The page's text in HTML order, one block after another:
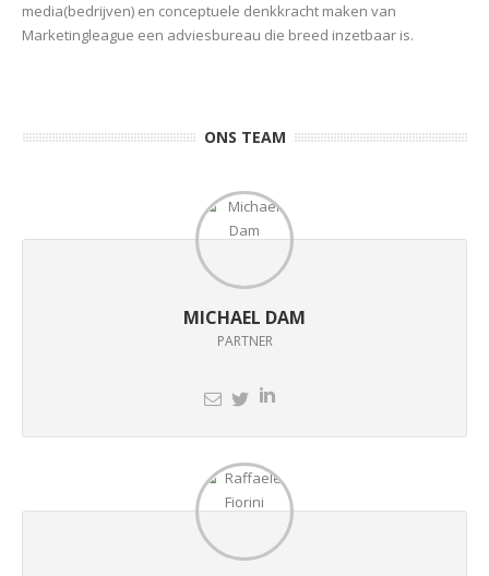
media(bedrijven) en conceptuele denkkracht maken van
Marketingleague een adviesbureau die breed inzetbaar is.
ONS TEAM
MICHAEL DAM
PARTNER